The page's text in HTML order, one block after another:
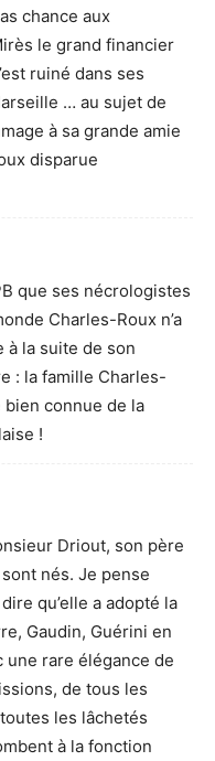
chance aux
le grand financier
ruiné dans ses
… au sujet de
à sa grande amie
disparue
que ses nécrologistes
Charles-Roux n’a
à la suite de son
: la famille Charles-
bien connue de la
!
Driout, son père
nés. Je pense
qu’elle a adopté la
Gaudin, Guérini en
une rare élégance de
de tous les
les lâchetés
à la fonction